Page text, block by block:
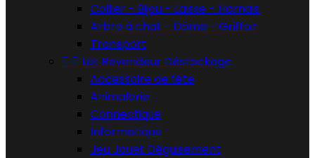
Collier - Bijou - Laisse - Harnais
Arbre à chat - Dôme - Griffoir
Transport
  Lot Revendeur Déstockage
Accessoire de fête
Animalerie
Connectique
Informatique
Jeu Jouet Déguisement